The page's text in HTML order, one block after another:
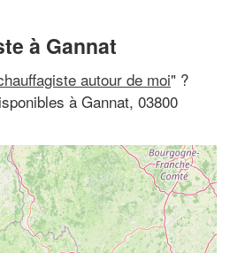
à Gannat
autour de moi" ?
à Gannat, 03800